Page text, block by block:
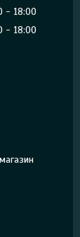
18:00
18:00